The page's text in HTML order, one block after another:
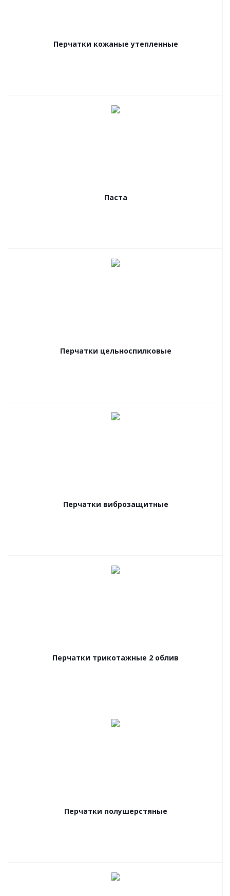
Перчатки кожаные утепленные
Паста
Перчатки цельноспилковые
Перчатки виброзащитные
Перчатки трикотажные 2 облив
Перчатки полушерстяные